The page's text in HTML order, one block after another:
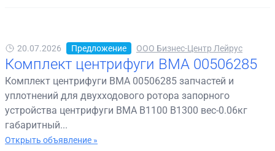
20.07.2026 Предложение ООО Бизнес-Центр Лейрус
Комплект центрифуги BMA 00506285
Комплект центрифуги BMA 00506285 запчастей и
уплотнений для двухходового ротора запорного
устройства центрифуги BMA B1100 B1300 вес-0.06кг
габаритный...
Открыть объявление »